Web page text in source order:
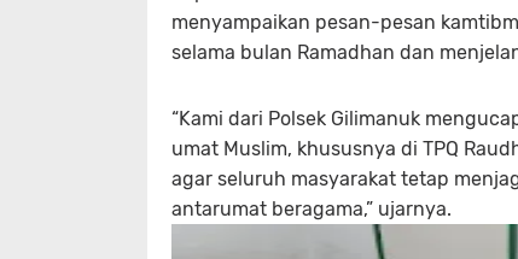
menyampaikan pesan-pesan
selama bulan Ramadhan dan
“Kami dari Polsek Gilimanuk
umat Muslim, khususnya di TPQ
agar seluruh masyarakat tetap
antarumat beragama,” ujarnya.